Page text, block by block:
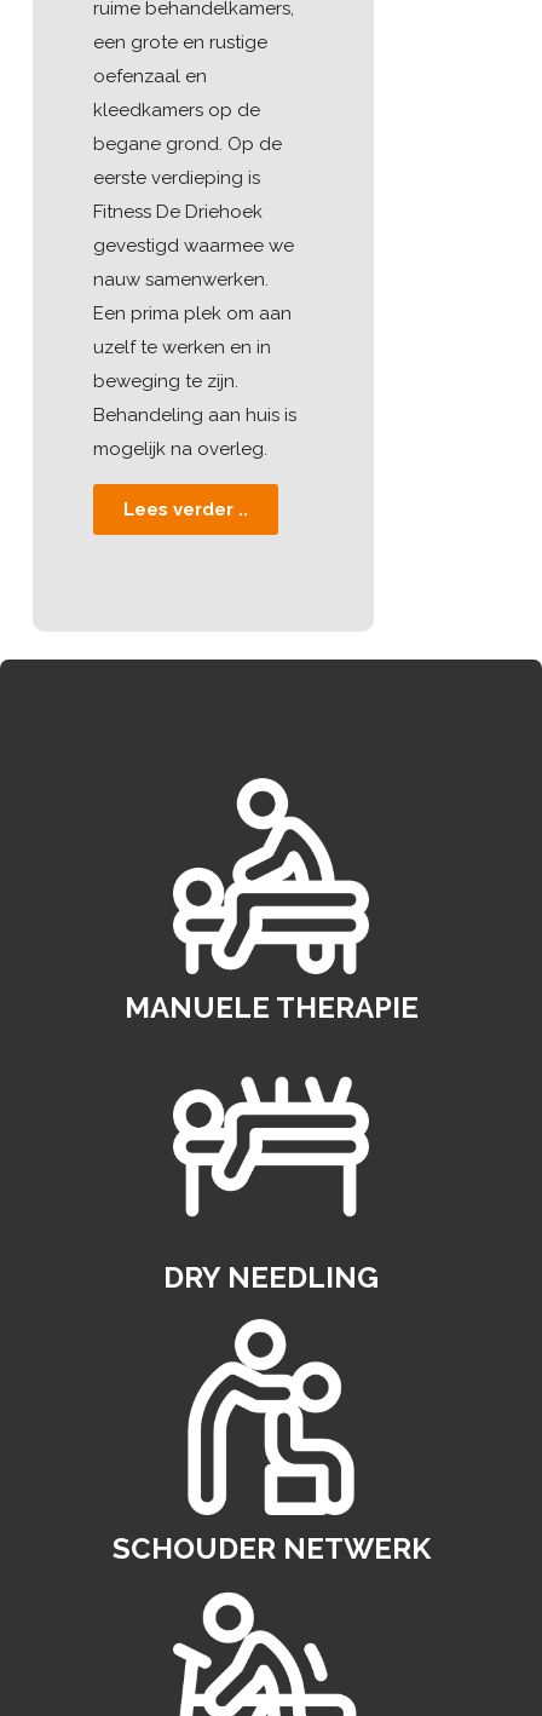
ruime behandelkamers,
een grote en rustige
oefenzaal en
kleedkamers op de
begane grond. Op de
eerste verdieping is
Fitness De Driehoek
gevestigd waarmee we
nauw samenwerken.
Een prima plek om aan
uzelf te werken en in
beweging te zijn.
Behandeling aan huis is
mogelijk na overleg.
Lees verder ..
MANUELE THERAPIE
DRY NEEDLING
SCHOUDER NETWERK